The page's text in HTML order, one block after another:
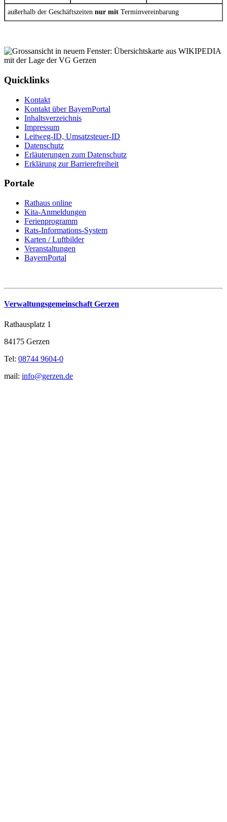
außerhalb der Geschäftszeiten nur mit Terminvereinbarung
Quicklinks
Kontakt
Kontakt über BayernPortal
Inhaltsverzeichnis
Impressum
Leitweg-ID, Umsatzsteuer-ID
Datenschutz
Erläuterungen zum Datenschutz
Erklärung zur Barrierefreiheit
Portale
Rathaus online
Kita-Anmeldungen
Ferienprogramm
Rats-Informations-System
Karten / Luftbilder
Veranstaltungen
BayernPortal
Verwaltungsgemeinschaft Gerzen
Rathausplatz 1
84175 Gerzen
Tel: 08744 9604-0
mail: info@gerzen.de